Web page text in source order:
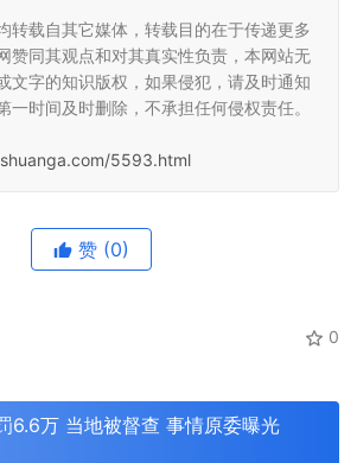
转载自其它媒体，转载目的在于传递更多
赞同其观点和对其真实性负责，本网站无
文字的知识版权，如果侵犯，请及时通知
一时间及时删除，不承担任何侵权责任。
5593.html
赞 (0)
0
6.6万 当地被督查 事情原委曝光